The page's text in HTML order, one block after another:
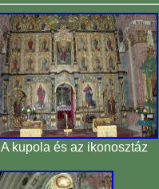
A kupola és az ikonosztáz